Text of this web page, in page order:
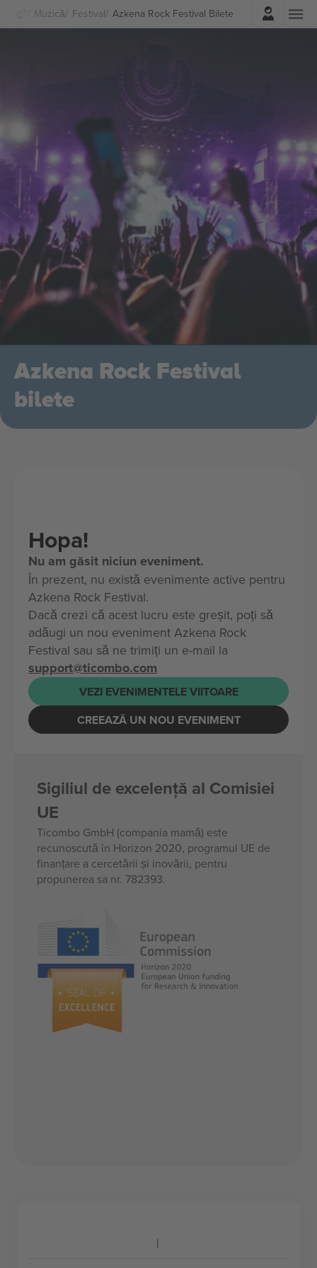
Muzică Festival Azkena Rock Festival Bilete
Autentificare
Azkena Rock Festival
bilete
Hopa!
Nu am găsit niciun eveniment.
În prezent, nu există evenimente active pentru
Azkena Rock Festival.
Dacă crezi că acest lucru este greșit, poți să
adăugi un nou eveniment Azkena Rock
Festival sau să ne trimiți un e-mail la
support@ticombo.com
VEZI EVENIMENTELE VIITOARE
CREEAZĂ UN NOU EVENIMENT
Sigiliul de excelență al Comisiei
UE
Ticombo GmbH (compania mamă) este
recunoscută în Horizon 2020, programul UE de
finanțare a cercetării și inovării, pentru
propunerea sa nr. 782393.